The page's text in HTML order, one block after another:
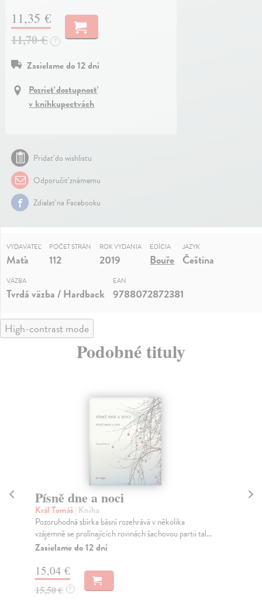
11,35 €
11,70 €
?
Zasielame do 12 dní
Pozrieť dostupnosť
v kníhkupectvách
Pridať do wishlistu
Odporučiť známemu
Zdielať na Facebooku
VYDAVATEĽ
Maťa
POČET STRÁN
112
ROK VYDANIA
2019
EDÍCIA
Bouře
JAZYK
Čeština
VÄZBA
Tvrdá väzba / Hardback
EAN
9788072872381
High-contrast mode
Podobné tituly
Písně dne a noci
Král Tomáš| Kniha
Pozoruhodná sbírka básní rozehrává v několika
vzájemně se prolínajících rovinách šachovou partii tal...
Zasielame do 12 dní
15,04 €
15,50 € ?